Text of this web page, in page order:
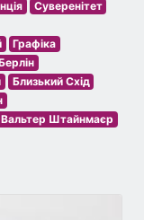
Суверенітет
Графіка
Близький Схід
Штайнмаєр